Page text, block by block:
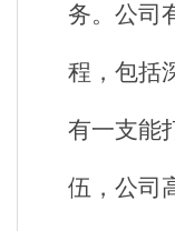
务。公司
程，包括
有一支能
伍，公司